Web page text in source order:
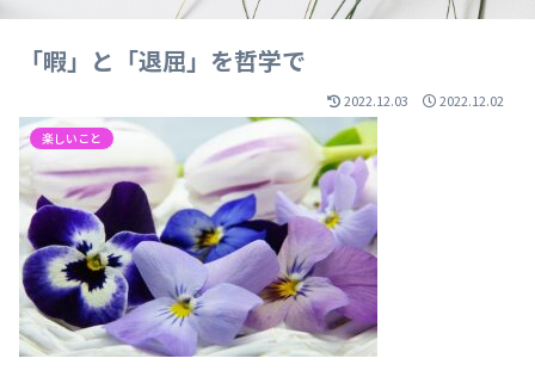
「暇」と「退屈」を哲学で
2022.12.03 2022.12.02
楽しいこと